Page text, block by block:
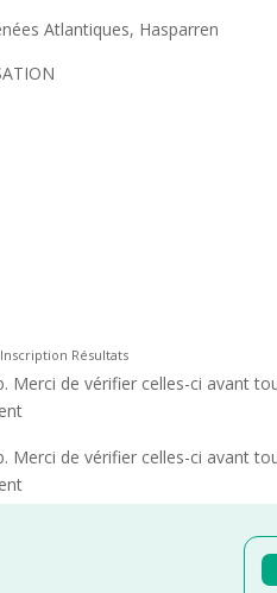
Atlantiques, Hasparren
Résultats
Merci de vérifier celles-ci avant
Merci de vérifier celles-ci avant